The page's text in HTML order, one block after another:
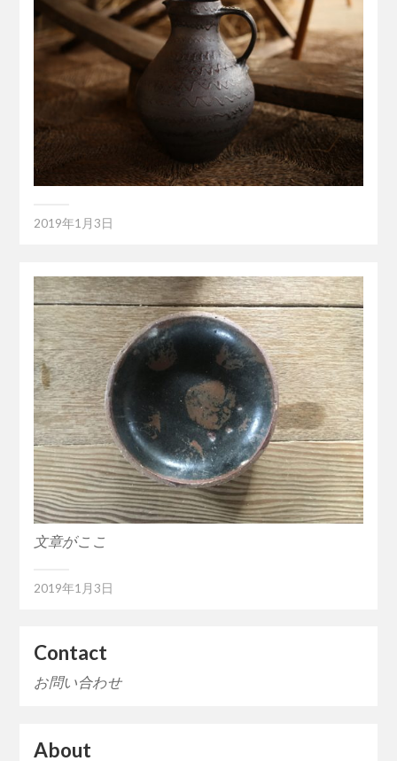
2019年1月3日
文章がここ
2019年1月3日
Contact
お問い合わせ
About